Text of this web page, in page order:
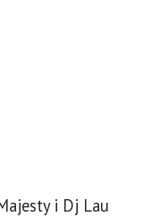
i Dj Lau